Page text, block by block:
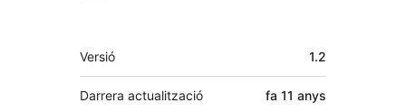
Meta
Versió 1.2
Darrera actualització fa 11 anys